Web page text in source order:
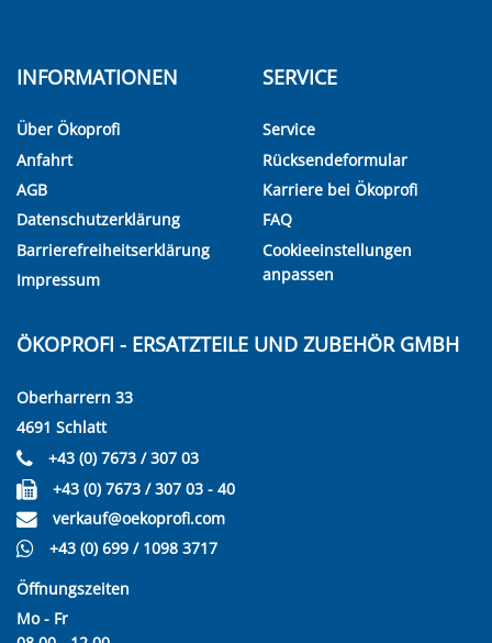
INFORMATIONEN
Über Ökoprofi
Anfahrt
AGB
Datenschutzerklärung
Barrierefreiheitserklärung
Impressum
SERVICE
Service
Rücksendeformular
Karriere bei Ökoprofi
FAQ
Cookieeinstellungen
anpassen
ÖKOPROFI - ERSATZTEILE UND ZUBEHÖR GMBH
Oberharrern 33
4691 Schlatt
+43 (0) 7673 / 307 03
+43 (0) 7673 / 307 03 - 40
verkauf@oekoprofi.com
+43 (0) 699 / 1098 3717
Öffnungszeiten
Mo - Fr